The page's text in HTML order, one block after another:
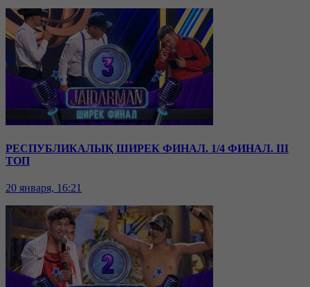
РЕСПУБЛИКАЛЫҚ ШИРЕК ФИНАЛ. 1/4 ФИНАЛ. III
ТОП
20 января, 16:21